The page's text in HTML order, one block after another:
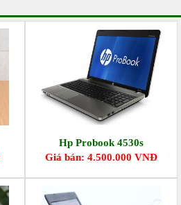
Hp Probook 4530s
Giá bán: 4.500.000 VNĐ